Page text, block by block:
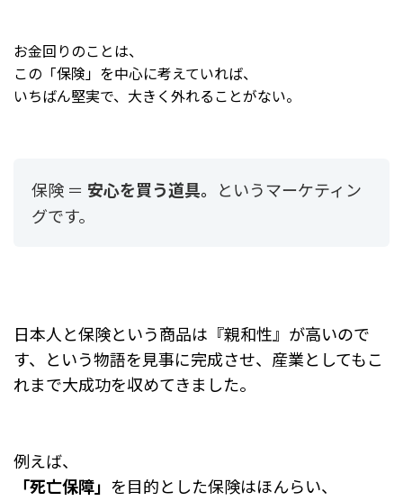
お金回りのことは、
この「保険」を中心に考えていれば、
いちばん堅実で、大きく外れることがない。
保険 ＝ 安心を買う道具。 というマーケティン
グです。
日本人と保険という商品は『親和性』が高いので
す、という物語を見事に完成させ、産業としてもこ
れまで大成功を収めてきました。
例えば、
「死亡保障」 を目的とした保険はほんらい、